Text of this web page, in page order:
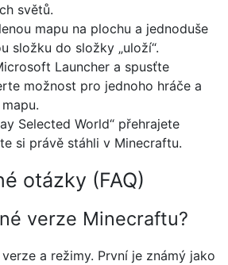
světů.
mapu na plochu a jednoduše
složku do složky „uloží“.
Launcher a spusťte
možnost pro jednoho hráče a
Selected World“ přehrajete
si právě stáhli v Minecraftu.
otázky (FAQ)
verze Minecraftu?
a režimy. První je známý jako